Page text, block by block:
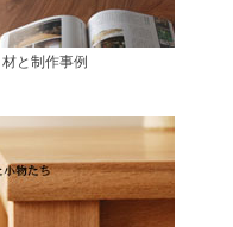
と制作事例